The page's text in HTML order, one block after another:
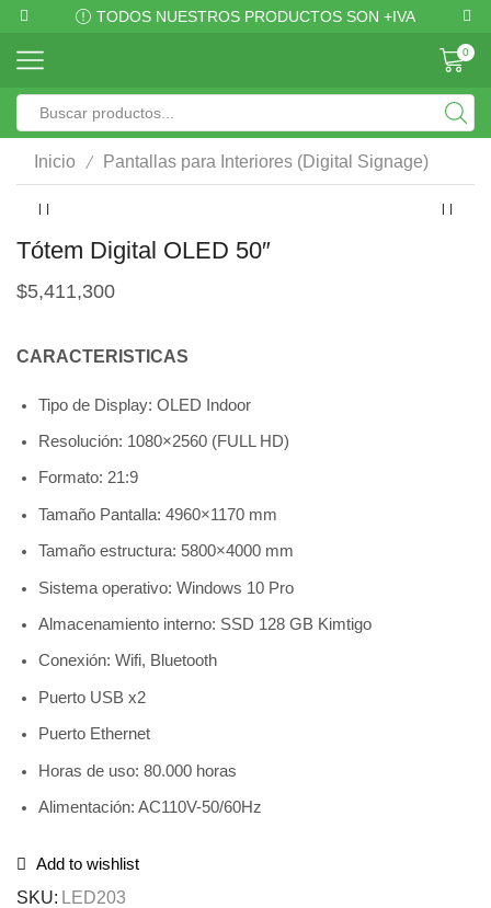
TODOS NUESTROS PRODUCTOS SON +IVA
0
Inicio / Pantallas para Interiores (Digital Signage)
Tótem Digital OLED 50″
$5,411,300
CARACTERISTICAS
Tipo de Display: OLED Indoor
Resolución: 1080×2560 (FULL HD)
Formato: 21:9
Tamaño Pantalla: 4960×1170 mm
Tamaño estructura: 5800×4000 mm
Sistema operativo: Windows 10 Pro
Almacenamiento interno: SSD 128 GB Kimtigo
Conexión: Wifi, Bluetooth
Puerto USB x2
Puerto Ethernet
Horas de uso: 80.000 horas
Alimentación: AC110V-50/60Hz
Add to wishlist
SKU: LED203